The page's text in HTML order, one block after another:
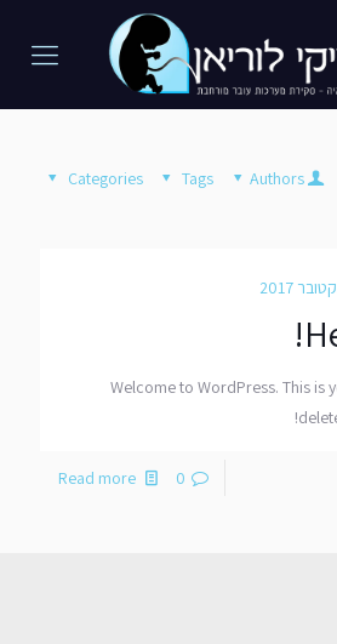
Categories Tags Authors
Welcome to WordPress. This is
0
Read more